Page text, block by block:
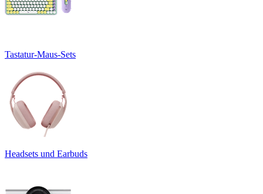
Tastatur-Maus-Sets
Headsets und Earbuds